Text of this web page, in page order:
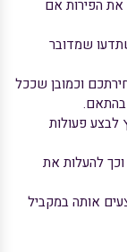
את הפירות אם
שמדובר
וכמובן שככל
בהתאם.
לבצע פעולות
להעלות את
אותה במקביל